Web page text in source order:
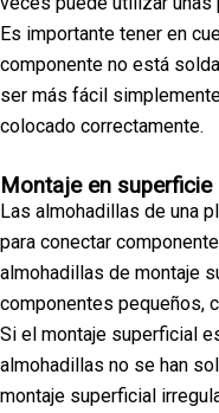
Es importante tener en
componente no está
ser más fácil
colocado correctamente.
Montaje en superficie
Las almohadillas de una
para conectar
almohadillas de montaje
componentes pequeños,
Si el montaje superficial
almohadillas no se han
montaje superficial